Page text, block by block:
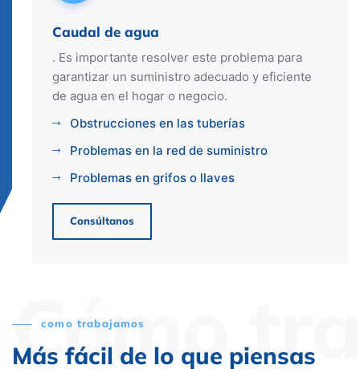
Caudal de agua
. Es importante resolver este problema para
garantizar un suministro adecuado y eficiente
de agua en el hogar o negocio.
Obstrucciones en las tuberías
Problemas en la red de suministro
Problemas en grifos o llaves
Consúltanos
Cómo
como trabajamos
Más fácil de lo que piensas